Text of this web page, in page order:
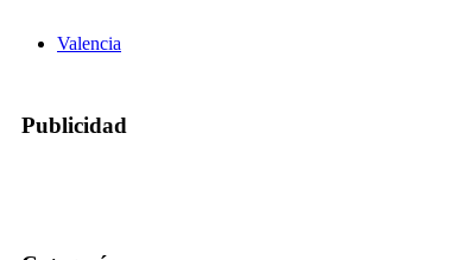
Valencia
Publicidad